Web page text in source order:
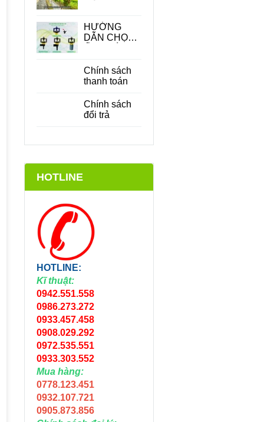
CÂY ĂN
QUẢ PHÙ
HƯỚNG
DẪN CHỌN
TƯỚI CÂY
PHÙ HỢP
KIỆM CHI
PHÍ
Chính sách
thanh toán
Chính sách
đổi trả
HOTLINE
HOTLINE:
Kĩ thuật:
0942.551.558
0986.273.272
0933.457.458
0908.029.292
0972.535.551
0933.303.552
Mua hàng:
0778.123.451
0932.107.721
0905.873.856